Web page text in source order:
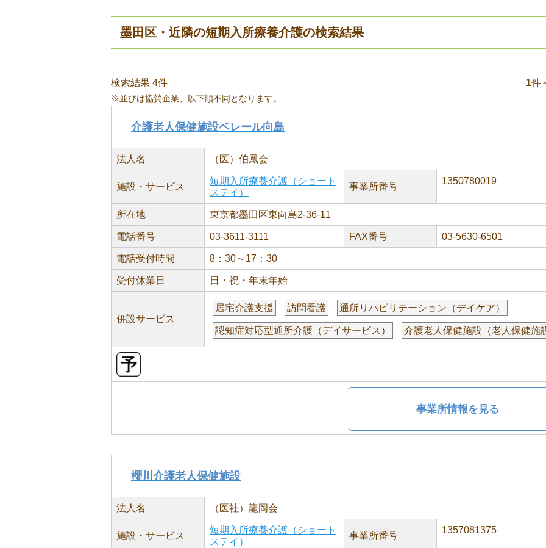
墨田区・近隣の短期入所療養介護の検索結果
検索結果 4件 1件
※並びは協賛企業、以下順不同となります。
介護老人保健施設ベレール向島
法人名 （医）伯鳳会
施設・サービス
短期入所療養介護（ショート
ステイ）
事業所番号
1350780019
所在地 東京都墨田区東向島2-36-11
電話番号 03-3611-3111 FAX番号 03-5630-6501
電話受付時間 8：30～17：30
受付休業日 日・祝・年末年始
併設サービス
居宅介護支援 訪問看護 通所リハビリテーション（デイケア）
認知症対応型通所介護（デイサービス） 介護老人保健施設（老人保健施
事業所情報を見る
櫻川介護老人保健施設
法人名 （医社）龍岡会
施設・サービス
短期入所療養介護（ショート
ステイ）
事業所番号
1357081375